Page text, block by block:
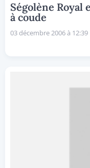
Ségolène Royal
à coude
03 décembre 2006 à 12:39